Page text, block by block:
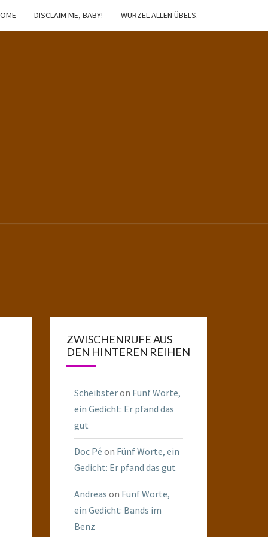
DISCLAIM ME, BABY! WURZEL ALLEN ÜBELS.
ZWISCHENRUFE AUS
DEN HINTEREN REIHEN
Scheibsteron Fünf Worte,
ein Gedicht: Er pfand das
gut
Doc Pé on Fünf Worte, ein
Gedicht: Er pfand das gut
Andreas on Fünf Worte,
ein Gedicht: Bands im
Benz